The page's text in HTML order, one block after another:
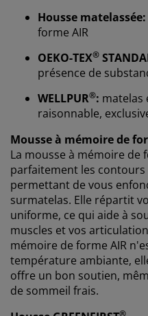
Housse matelassée:
forme AIR
OEKO-TEX®
présence de
WELLPUR®: matelas
raisonnable,
Mousse à mémoire de
La mousse à mémoire de
parfaitement les
permettant de vous
surmatelas. Elle répartit
uniforme, ce qui aide à
muscles et vos
mémoire de forme AIR
température ambiante,
offre un bon soutien,
de sommeil frais.
®
Nous
Chez JYSK, nous utilisons des
identifiants mobiles pour
expérience lorsque vous
cookies collectent des
afin de garantir le bon
générer des statistiques et
publicités pertinentes.
cookies marketing, nous
navigation avec nos
exemple Google, Meta et
des publicités
pouvez en savoir plus sur
dans la section « Modifier »
consentement en cliquant
cliquant sur « Accepter tout